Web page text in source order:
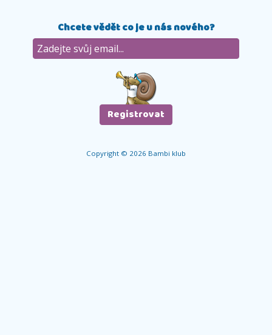
Chcete vědět co je u nás nového?
Copyright © 2026 Bambi klub